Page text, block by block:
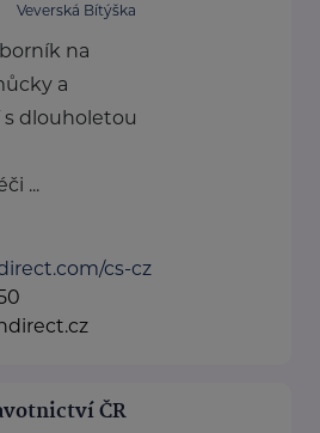
Veverská Bítýška
na
a
s dlouholetou
...
cs-cz
ČR